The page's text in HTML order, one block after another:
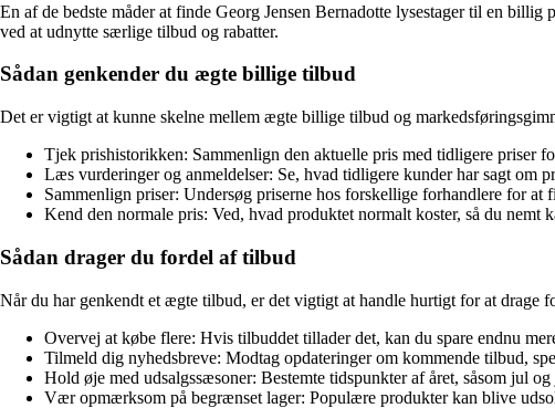
En af de bedste måder at finde Georg Jensen Bernadotte lysestager til en
ved at udnytte særlige tilbud og rabatter.
Sådan genkender du ægte billige tilbud
Det er vigtigt at kunne skelne mellem ægte billige tilbud og
Tjek prishistorikken: Sammenlign den aktuelle pris med tidligere priser
Læs vurderinger og anmeldelser: Se, hvad tidligere kunder har sagt om
Sammenlign priser: Undersøg priserne hos forskellige forhandlere for at
Kend den normale pris: Ved, hvad produktet normalt koster, så du nemt
Sådan drager du fordel af tilbud
Når du har genkendt et ægte tilbud, er det vigtigt at handle hurtigt for at
Overvej at købe flere: Hvis tilbuddet tillader det, kan du spare endnu
Tilmeld dig nyhedsbreve: Modtag opdateringer om kommende tilbud,
Hold øje med udsalgssæsoner: Bestemte tidspunkter af året, såsom jul
Vær opmærksom på begrænset lager: Populære produkter kan blive